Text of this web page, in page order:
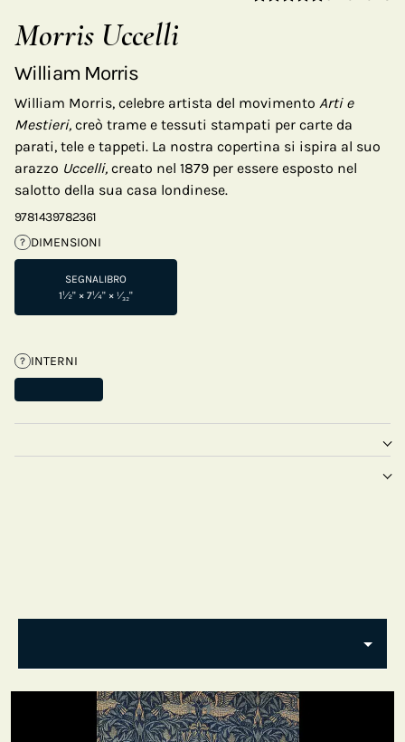
Morris Uccelli
William Morris
William Morris, celebre artista del movimento Arti e
Mestieri, creò trame e tessuti stampati per carte da
parati, tele e tappeti. La nostra copertina si ispira al suo
arazzo Uccelli, creato nel 1879 per essere esposto nel
salotto della sua casa londinese.
9781439782361
? DIMENSIONI
SEGNALIBRO
1½" × 7¼" × ¹⁄₃₂"
? INTERNI